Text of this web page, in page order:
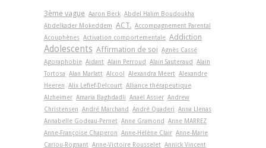
3ème vague Aaron Beck Abdel Halim Boudoukha
Abdelkader Mokeddem ACT. Accompagnement Parental
Acouphènes Activation comportementale Addiction
Adolescents Affirmation de soi Agnès Cassé
Agoraphobie Aidant Alain Perroud Alain Sauteraud Alain
Tortosa Alan Marlatt Alcool Alexandra Meert Alexandre
Heeren Alix Lefief-Delcourt Alliance thérapeutique
Alzheimer Amaria Baghdadli Anaël Assier Andrew
Christensen André Marchand André Quaderi Anna Llenas
Annabelle Godeau-Pernet Anne Gramond Anne MARREZ
Anne-Françoise Chaperon Anne-Hélène Clair Anne-Marie
Cariou-Rognant Anne-Victoire Rousselet Annick Vincent